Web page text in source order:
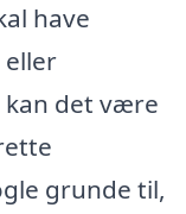
have
kan det være
grunde til,